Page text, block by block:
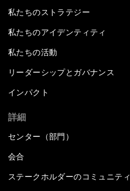
私たちのストラテジー
私たちのアイデンティティ
私たちの活動
リーダーシップとガバナンス
インパクト
詳細
センター（部門）
会合
ステークホルダーのコミュニティ